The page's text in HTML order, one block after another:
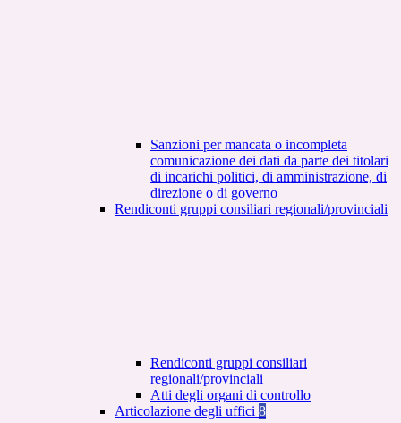
Sanzioni per mancata o incompleta
comunicazione dei dati da parte dei titolari
di incarichi politici, di amministrazione, di
direzione o di governo
Rendiconti gruppi consiliari regionali/provinciali
Rendiconti gruppi consiliari
regionali/provinciali
Atti degli organi di controllo
Articolazione degli uffici 8